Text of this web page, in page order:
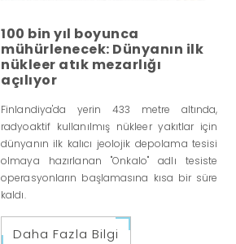
100 bin yıl boyunca
mühürlenecek: Dünyanın ilk
nükleer atık mezarlığı
açılıyor
Finlandiya'da yerin 433 metre altında,
radyoaktif kullanılmış nükleer yakıtlar için
dünyanın ilk kalıcı jeolojik depolama tesisi
olmaya hazırlanan "Onkalo" adlı tesiste
operasyonların başlamasına kısa bir süre
kaldı.
Daha Fazla Bilgi